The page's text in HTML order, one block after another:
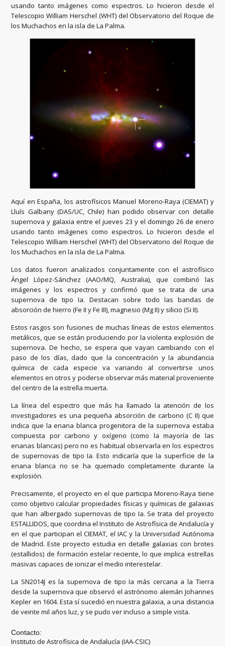
usando tanto imágenes como espectros. Lo hicieron desde el
Telescopio William Herschel (WHT) del Observatorio del Roque de
los Muchachos en la isla de La Palma.
Aquí en España, los astrofísicos Manuel Moreno-Raya (CIEMAT) y
Lluís Galbany (DAS/UC, Chile) han podido observar con detalle
supernova y galaxia entre el jueves 23 y el domingo 26 de enero
usando tanto imágenes como espectros. Lo hicieron desde el
Telescopio William Herschel (WHT) del Observatorio del Roque de
los Muchachos en la isla de La Palma.
Los datos fueron analizados conjuntamente con el astrofísico
Ángel López-Sánchez (AAO/MQ, Australia), que combinó las
imágenes y los espectros y confirmó que se trata de una
supernova de tipo Ia. Destacan sobre todo las bandas de
absorción de hierro (Fe II y Fe III), magnesio (Mg II) y silicio (Si II).
Estos rasgos son fusiones de muchas líneas de estos elementos
metálicos, que se están produciendo por la violenta explosión de
supernova. De hecho, se espera que vayan cambiando con el
paso de los días, dado que la concentración y la abundancia
química de cada especie va variando al convertirse unos
elementos en otros y poderse observar más material proveniente
del centro de la estrella muerta.
La línea del espectro que más ha llamado la atención de los
investigadores es una pequeña absorción de carbono (C II) que
indica que la enana blanca progenitora de la supernova estaba
compuesta por carbono y oxígeno (como la mayoría de las
enanas blancas) pero no es habitual observarla en los espectros
de supernovas de tipo Ia. Esto indicaría que la superficie de la
enana blanca no se ha quemado completamente durante la
explosión.
Precisamente, el proyecto en el que participa Moreno-Raya tiene
como objetivo calcular propiedades físicas y químicas de galaxias
que han albergado supernovas de tipo Ia. Se trata del proyecto
ESTALLIDOS, que coordina el Instituto de Astrofísica de Andalucía y
en el que participan el CIEMAT, el IAC y la Universidad Autónoma
de Madrid. Este proyecto estudia en detalle galaxias con brotes
(estallidos) de formación estelar reciente, lo que implica estrellas
masivas capaces de ionizar el medio interestelar.
La SN2014J es la supernova de tipo Ia más cercana a la Tierra
desde la supernova que observó el astrónomo alemán Johannes
Kepler en 1604. Esta sí sucedió en nuestra galaxia, a una distancia
de veinte mil años luz, y se pudo ver incluso a simple vista.
Contacto:
Instituto de Astrofísica de Andalucía (IAA-CSIC)